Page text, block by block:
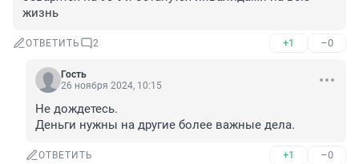
жизнь
ОТВЕТИТЬ 2 +1 –0
Гость
26 ноября 2024, 10:15
Не дождетесь.
Деньги нужны на другие более важные дела.
ОТВЕТИТЬ +1 –0